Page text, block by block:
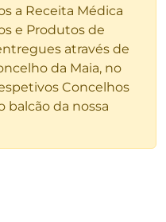
a Receita Médica
e Produtos de
através de
da Maia, no
Concelhos
balcão da nossa